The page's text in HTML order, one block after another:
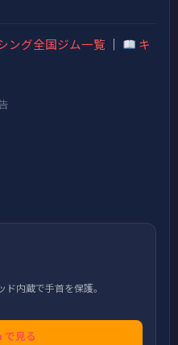
ング全国ジム一覧 ｜
キ
内蔵で手首を保護。
見る